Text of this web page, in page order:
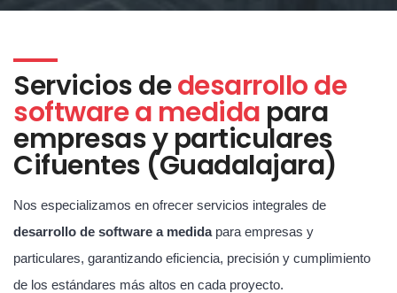
Servicios dedesarrollo de
software a medida para
empresas y particulares
Cifuentes (Guadalajara)
Nos especializamos en ofrecer servicios integrales de
desarrollo de software a medidapara empresas y
particulares, garantizando eficiencia, precisión y cumplimiento
de los estándares más altos en cada proyecto.